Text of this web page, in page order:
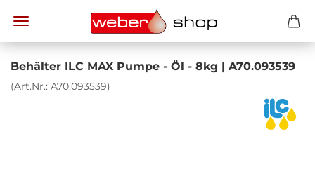
Be­häl­ter ILC MAX Pumpe - Öl - 8kg | A70.093539
(Art.Nr.: A70.093539)